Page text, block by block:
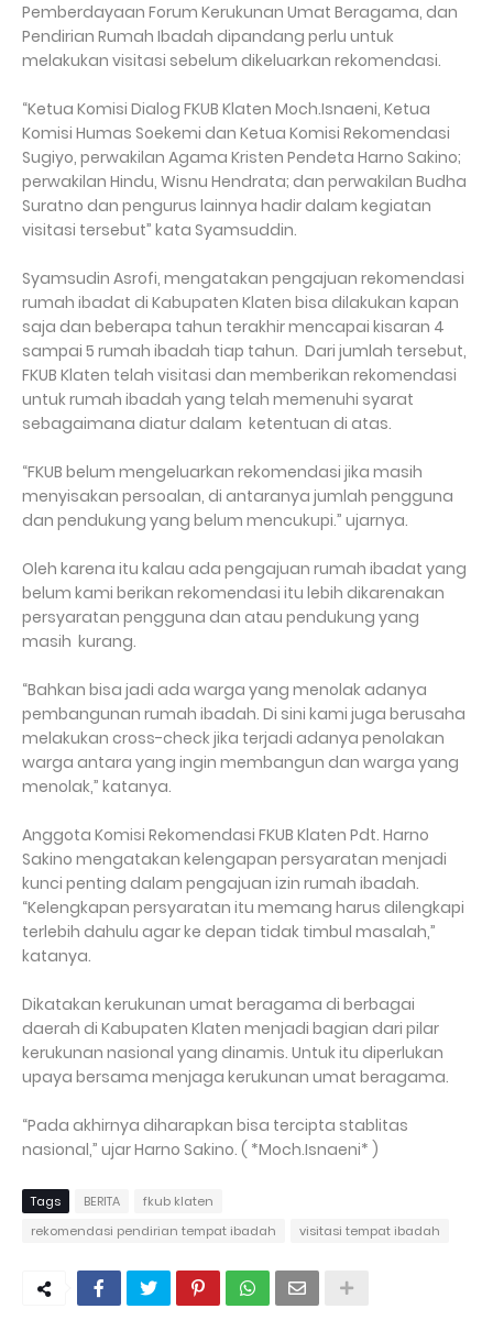
Pemberdayaan Forum Kerukunan Umat Beragama, dan
Pendirian Rumah Ibadah dipandang perlu untuk
melakukan visitasi sebelum dikeluarkan rekomendasi.
“Ketua Komisi Dialog FKUB Klaten Moch.Isnaeni, Ketua
Komisi Humas Soekemi dan Ketua Komisi Rekomendasi
Sugiyo, perwakilan Agama Kristen Pendeta Harno Sakino;
perwakilan Hindu, Wisnu Hendrata; dan perwakilan Budha
Suratno dan pengurus lainnya hadir dalam kegiatan
visitasi tersebut” kata Syamsuddin.
Syamsudin Asrofi, mengatakan pengajuan rekomendasi
rumah ibadat di Kabupaten Klaten bisa dilakukan kapan
saja dan beberapa tahun terakhir mencapai kisaran 4
sampai 5 rumah ibadah tiap tahun. Dari jumlah tersebut,
FKUB Klaten telah visitasi dan memberikan rekomendasi
untuk rumah ibadah yang telah memenuhi syarat
sebagaimana diatur dalam ketentuan di atas.
“FKUB belum mengeluarkan rekomendasi jika masih
menyisakan persoalan, di antaranya jumlah pengguna
dan pendukung yang belum mencukupi.” ujarnya.
Oleh karena itu kalau ada pengajuan rumah ibadat yang
belum kami berikan rekomendasi itu lebih dikarenakan
persyaratan pengguna dan atau pendukung yang
masih kurang.
“Bahkan bisa jadi ada warga yang menolak adanya
pembangunan rumah ibadah. Di sini kami juga berusaha
melakukan cross-check jika terjadi adanya penolakan
warga antara yang ingin membangun dan warga yang
menolak,” katanya.
Anggota Komisi Rekomendasi FKUB Klaten Pdt. Harno
Sakino mengatakan kelengapan persyaratan menjadi
kunci penting dalam pengajuan izin rumah ibadah.
“Kelengkapan persyaratan itu memang harus dilengkapi
terlebih dahulu agar ke depan tidak timbul masalah,”
katanya.
Dikatakan kerukunan umat beragama di berbagai
daerah di Kabupaten Klaten menjadi bagian dari pilar
kerukunan nasional yang dinamis. Untuk itu diperlukan
upaya bersama menjaga kerukunan umat beragama.
“Pada akhirnya diharapkan bisa tercipta stablitas
nasional,” ujar Harno Sakino. ( *Moch.Isnaeni* )
Tags BERITA
fkub klaten
rekomendasi pendirian tempat ibadah
visitasi tempat ibadah